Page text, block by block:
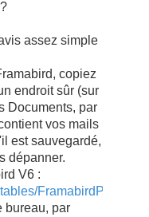
assez simple
copiez
endroit sûr (sur
Documents, par
vos mails
est sauvegardé,
dépanner.
V6 :
FramabirdPortable
bureau, par